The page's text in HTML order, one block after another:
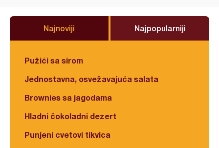
Najnoviji Najpopularniji
Pužići sa sirom
Jednostavna, osvežavajuća salata
Brownies sa jagodama
Hladni čokoladni dezert
Punjeni cvetovi tikvica